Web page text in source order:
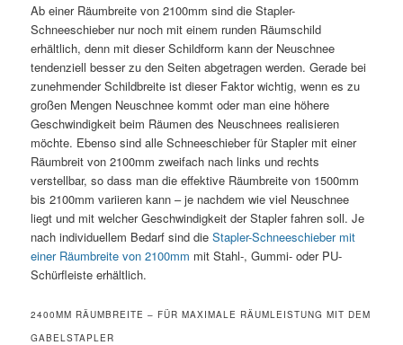
Ab einer Räumbreite von 2100mm sind die Stapler-
Schneeschieber nur noch mit einem runden Räumschild
erhältlich, denn mit dieser Schildform kann der Neuschnee
tendenziell besser zu den Seiten abgetragen werden. Gerade bei
zunehmender Schildbreite ist dieser Faktor wichtig, wenn es zu
großen Mengen Neuschnee kommt oder man eine höhere
Geschwindigkeit beim Räumen des Neuschnees realisieren
möchte. Ebenso sind alle Schneeschieber für Stapler mit einer
Räumbreit von 2100mm zweifach nach links und rechts
verstellbar, so dass man die effektive Räumbreite von 1500mm
bis 2100mm variieren kann – je nachdem wie viel Neuschnee
liegt und mit welcher Geschwindigkeit der Stapler fahren soll. Je
nach individuellem Bedarf sind dieStapler-Schneeschieber mit
einer Räumbreite von 2100mm mit Stahl-, Gummi- oder PU-
Schürfleiste erhältlich.
2400MM RÄUMBREITE – FÜR MAXIMALE RÄUMLEISTUNG MIT DEM
GABELSTAPLER